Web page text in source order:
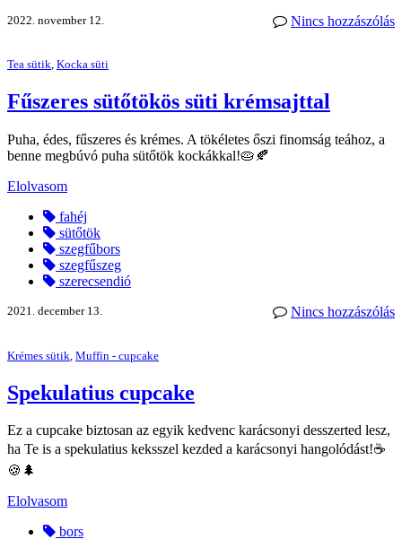
Nincs hozzászólás
2022. november 12.
Tea sütik, Kocka süti
Fűszeres sütőtökös süti krémsajttal
Puha, édes, fűszeres és krémes. A tökéletes őszi finomság teához, a
benne megbúvó puha sütőtök kockákkal!🥧🍂
Elolvasom
fahéj
sütőtök
szegfűbors
szegfűszeg
szerecsendió
Nincs hozzászólás
2021. december 13.
Krémes sütik Muffin - cupcake
Spekulatius cupcake
Ez a cupcake biztosan az egyik kedvenc karácsonyi desszerted lesz,
ha Te is a spekulatius keksszel kezded a karácsonyi hangolódást!☕
🍪🌲
Elolvasom
bors